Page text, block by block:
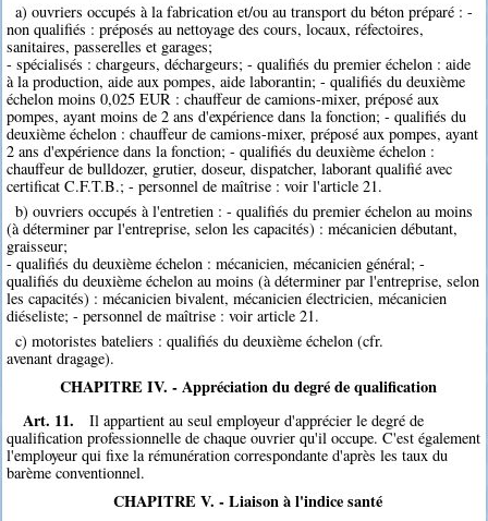
a) ouvriers occupés à la fabrication et/ou au transport du béton préparé : -
non qualifiés : préposés au nettoyage des cours, locaux, réfectoires,
sanitaires, passerelles et garages;
- spécialisés : chargeurs, déchargeurs; - qualifiés du premier échelon : aide
à la production, aide aux pompes, aide laborantin; - qualifiés du deuxième
échelon moins 0,025 EUR : chauffeur de camions-mixer, préposé aux
pompes, ayant moins de 2 ans d'expérience dans la fonction; - qualifiés du
deuxième échelon : chauffeur de camions-mixer, préposé aux pompes, ayant
2 ans d'expérience dans la fonction; - qualifiés du deuxième échelon :
chauffeur de bulldozer, grutier, doseur, dispatcher, laborant qualifié avec
certificat C.F.T.B.; - personnel de maîtrise : voir l'article 21.
b) ouvriers occupés à l'entretien : - qualifiés du premier échelon au moins
(à déterminer par l'entreprise, selon les capacités) : mécanicien débutant,
graisseur;
- qualifiés du deuxième échelon : mécanicien, mécanicien général; -
qualifiés du deuxième échelon au moins (à déterminer par l'entreprise, selon
les capacités) : mécanicien bivalent, mécanicien électricien, mécanicien
diéseliste; - personnel de maîtrise : voir article 21.
c) motoristes bateliers : qualifiés du deuxième échelon (cfr.
avenant dragage).
CHAPITRE IV. - Appréciation du degré de qualification
Art. 11.
Il appartient au seul employeur d'apprécier le degré de
qualification professionnelle de chaque ouvrier qu'il occupe. C'est également
l'employeur qui fixe la rémunération correspondante d'après les taux du
barème conventionnel.
CHAPITRE V. - Liaison à l'indice santé